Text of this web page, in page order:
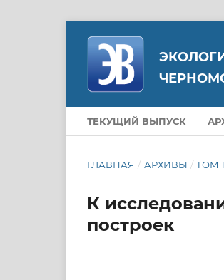
ТЕКУЩИЙ ВЫПУСК
ГЛАВНАЯ / АРХИВЫ / ТОМ
К
построек